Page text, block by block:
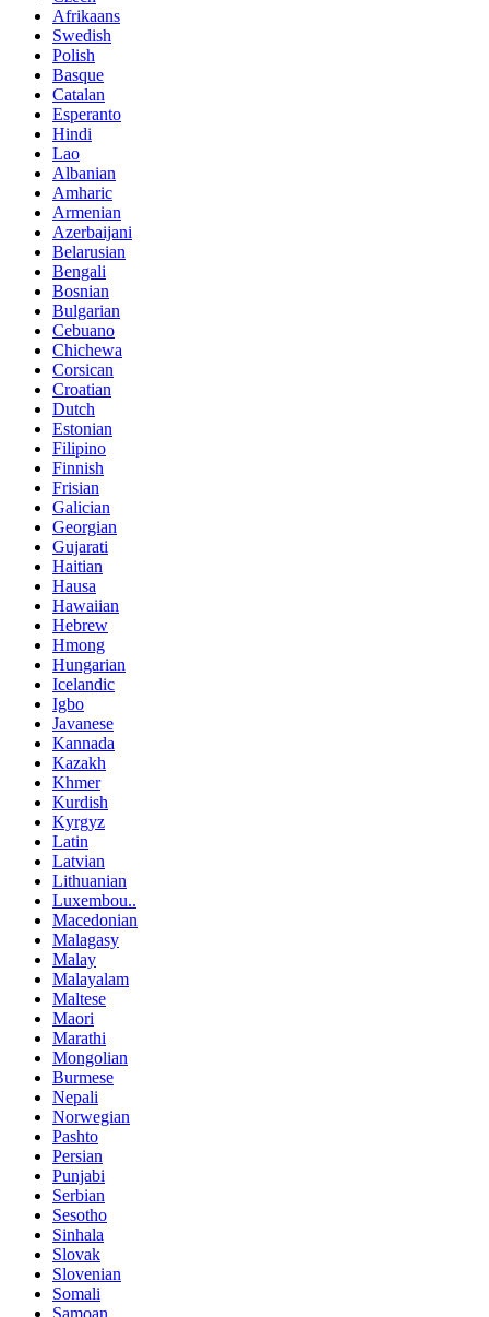
Afrikaans
Swedish
Polish
Basque
Catalan
Esperanto
Hindi
Lao
Albanian
Amharic
Armenian
Azerbaijani
Belarusian
Bengali
Bosnian
Bulgarian
Cebuano
Chichewa
Corsican
Croatian
Dutch
Estonian
Filipino
Finnish
Frisian
Galician
Georgian
Gujarati
Haitian
Hausa
Hawaiian
Hebrew
Hmong
Hungarian
Icelandic
Igbo
Javanese
Kannada
Kazakh
Khmer
Kurdish
Kyrgyz
Latin
Latvian
Lithuanian
Luxembou..
Macedonian
Malagasy
Malay
Malayalam
Maltese
Maori
Marathi
Mongolian
Burmese
Nepali
Norwegian
Pashto
Persian
Punjabi
Serbian
Sesotho
Sinhala
Slovak
Slovenian
Somali